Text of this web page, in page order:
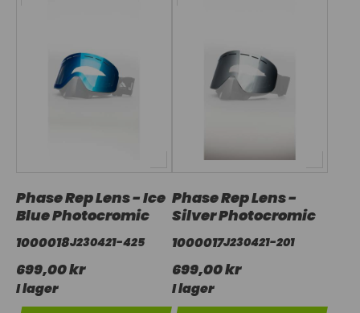
Phase Rep Lens - Ice
Blue Photocromic
1000018J230421-425
699,00 kr
I lager
Phase Rep Lens -
Silver Photocromic
1000017J230421-201
699,00 kr
I lager